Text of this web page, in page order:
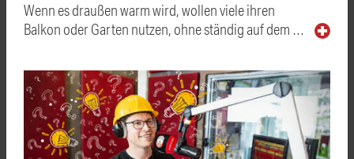
Wenn es draußen warm wird, wollen viele ihren
Balkon oder Garten nutzen, ohne ständig auf dem …